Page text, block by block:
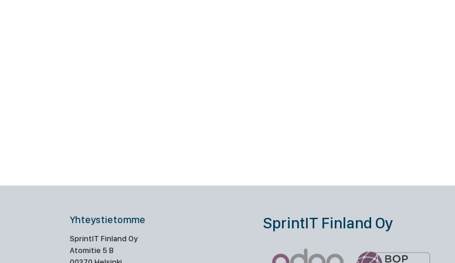
Yhteystietomme
SprintIT Finland Oy
Atomitie 5 B
SprintIT Finland Oy